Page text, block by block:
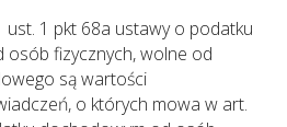
ust. 1 pkt 68a ustawy o podatku
fizycznych, wolne od
są wartości
o których mowa w art.